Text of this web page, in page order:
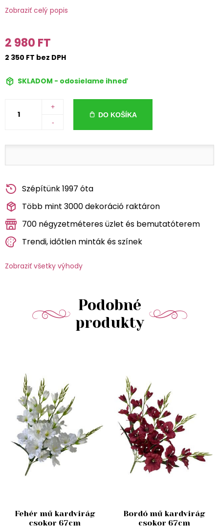
Zobraziť celý popis
2 980 FT
2 350 FT bez DPH
SKLADOM - odosielame ihneď
+
-
DO KOŠÍKA
Szépítünk 1997 óta
Több mint 3000 dekoráció raktáron
700 négyzetméteres üzlet és bemutatóterem
Trendi, időtlen minták és színek
Zobraziť všetky výhody
Podobné
produkty
Fehér mű kardvirág
csokor 67cm
Bordó mű kardvirág
csokor 67cm